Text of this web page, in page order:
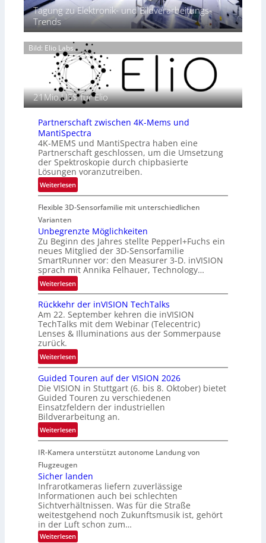
0
2
r
m
o
g
r
a
f
i
e
n
L
u
f
t
-
u
a
u
m
f
a
h
r
t
t
e
c
h
i
k
ä
s
e
z
i
n
E
M
E
-
R
e
g
i
o
n
Tagung zu Elektronik- und Bildverarbeitungs-
Trends
Bild: Elio Labs.
21Mio.US$ für Elio
Partnerschaft zwischen 4K-Mems und
MantiSpectra
4K-MEMS und MantiSpectra haben eine
Partnerschaft geschlossen, um die Umsetzung
der Spektroskopie durch chipbasierte
Lösungen voranzutreiben.
Weiterlesen:
P
a
t
n
e
r
s
c
h
a
f
t
i
s
c
h
e
n
4
K
-
M
e
m
s
u
n
d
Flexible 3D-Sensorfamilie mit unterschiedlichen
Varianten
Unbegrenzte Möglichkeiten
Zu Beginn des Jahres stellte Pepperl+Fuchs ein
neues Mitglied der 3D-Sensorfamilie
SmartRunner vor: den Measurer 3-D. inVISION
sprach mit Annika Felhauer, Technology…
Weiterlesen:
U
n
b
e
g
r
e
z
t
e
M
ö
g
l
i
c
h
k
e
i
t
Rückkehr der inVISION TechTalks
Am 22. September kehren die inVISION
TechTalks mit dem Webinar (Telecentric)
Lenses & Illuminations aus der Sommerpause
zurück.
Weiterlesen:
R
ü
c
k
k
e
h
d
e
r
i
n
V
I
S
Guided Touren auf der VISION 2026
Die VISION in Stuttgart (6. bis 8. Oktober) bietet
Guided Touren zu verschiedenen
Einsatzfeldern der industriellen
Bildverarbeitung an.
Weiterlesen:
G
u
i
d
e
d
T
o
u
IR-Kamera unterstützt autonome Landung von
Flugzeugen
Sicher landen
Infrarotkameras liefern zuverlässige
Informationen auch bei schlechten
Sichtverhältnissen. Was für die Straße
weitestgehend noch Zukunftsmusik ist, gehört
in der Luft schon zum…
Weiterlesen: